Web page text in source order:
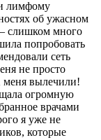
лимфому
об ужасном
слишком много
попробовать
сеть
не просто
меня вылечили!
огромную
врачами
я уже не
которые